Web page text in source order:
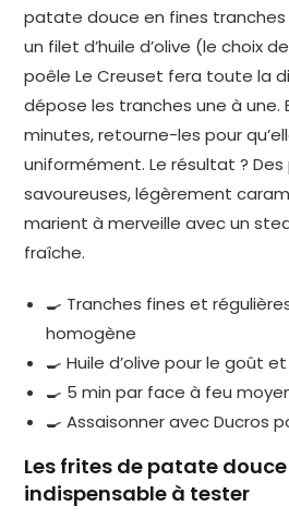
patate douce en fines tranches
un filet d’huile d’olive (le choix
poêle Le Creuset fera toute la
dépose les tranches une à une.
minutes, retourne-les pour
uniformément. Le résultat ?
savoureuses, légèrement
marient à merveille avec un
fraîche.
🍳 Tranches fines et
homogène
🍳 Huile d’olive pour le goût
🍳 5 min par face à feu
🍳 Assaisonner avec Ducros
Les frites de patate douce
indispensable à tester